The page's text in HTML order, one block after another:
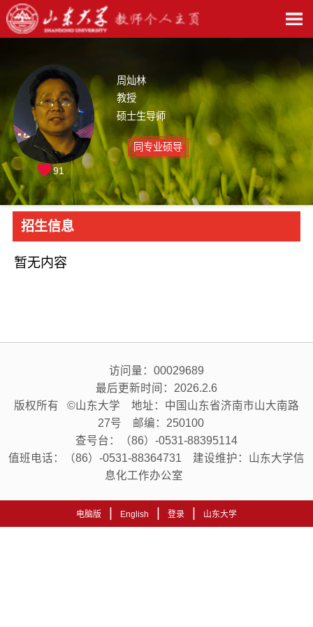
周灿林
教授
硕士生导师
同专业硕导
91
招生信息
暂无内容
访问量： 00029689
最后更新时间： 2026.2.6
版权所有 ©山东大学 地址：中国山东省济南市山大南路
27号 邮编：250100
查号台：（86）-0531-88395114
值班电话：（86）-0531-88364731 建设维护：山东大学信
息化工作办公室
电脑版 English 登录 山东大学